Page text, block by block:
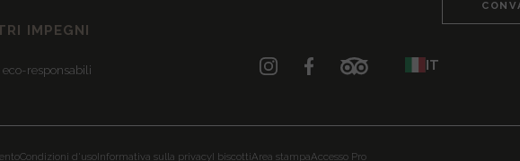
IMPEGNI
responsabili IT
Condizioni d'usoInformativa sulla privacyI biscottiArea stampaAccesso Pro